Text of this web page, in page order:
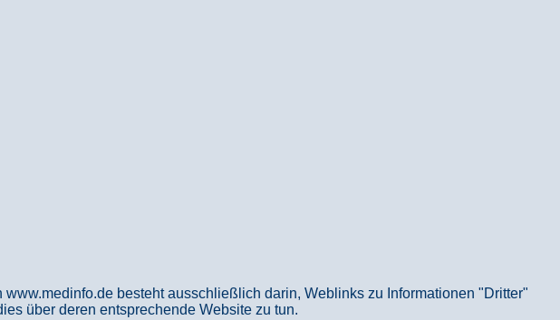
besteht ausschließlich darin, Weblinks zu Informationen "Dritter"
über deren entsprechende Website zu tun.